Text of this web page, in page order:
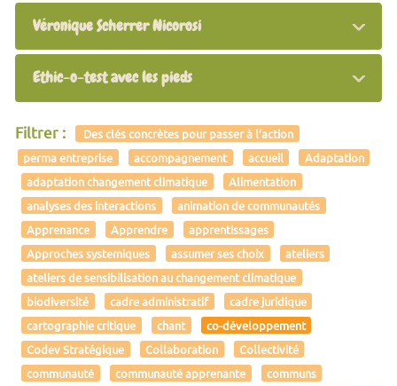
Véronique Scherrer Nicorosi
Ethic-o-test avec les pieds
Filtrer :
Des clés concrètes pour passer à l’action
perma entreprise
accompagnement accueil
Adaptation
adaptation changement climatique
Alimentation
analyses des interactions
animation de communautés
Apprenance
Apprendre
apprentissages
Approches systemiques
assumer ses choix
ateliers
ateliers de sensibilisation au changement climatique
biodiversité
cadre administratif
cadre juridique
cartographie critique
chant
co-développement
Codev Stratégique
Collaboration
Collectivité
communauté
communauté apprenante
communs